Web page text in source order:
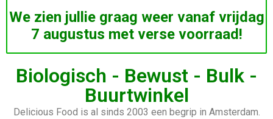
We zien jullie graag weer vanaf vrijdag
7 augustus met verse voorraad!
Biologisch - Bewust - Bulk -
Buurtwinkel
Delicious Food is al sinds 2003 een begrip in Amsterdam.